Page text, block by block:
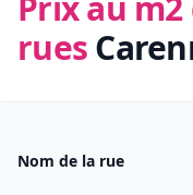
rues
Nom de la rue